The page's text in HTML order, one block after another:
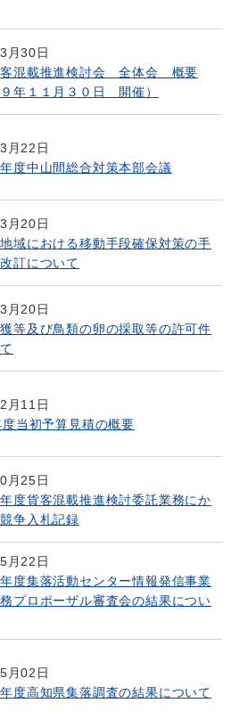
月30日
客混載推進検討会 全体会 概要
９年１１月３０日 開催）
月22日
度中山間総合対策本部会議
月20日
地域における移動手段確保対策の手
訂について
月20日
等及び鳥類の卵の採取等の許可件
月11日
当初予算見積の概要
月25日
度貨客混載推進検討委託業務にか
争入札記録
月22日
度集落活動センター情報発信事業
プロポーザル審査会の結果につい
月02日
度高知県集落調査の結果について